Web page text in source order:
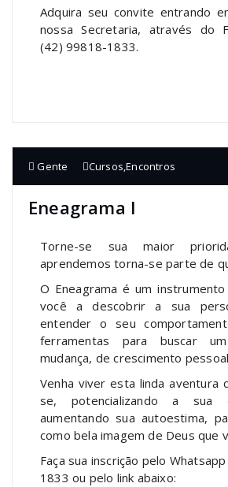
Adquira seu convite entrando
nossa Secretaria, através do
(42) 99818-1833.
Gente Cursos,Encontros
Eneagrama I
Torne-se sua maior
aprendemos torna-se parte de
O Eneagrama é um
você a descobrir a sua
entender o seu
ferramentas para buscar
mudança, de crescimento
Venha viver esta linda aventura
se, potencializando a sua
aumentando sua autoestima,
como bela imagem de Deus que
Faça sua inscrição pelo
1833 ou pelo link abaixo: